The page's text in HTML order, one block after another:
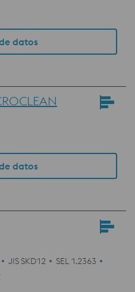
datos
datos
JIS SKD12
SEL 1.2363